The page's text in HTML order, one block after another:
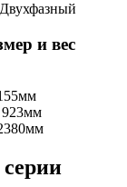
и вес
923мм